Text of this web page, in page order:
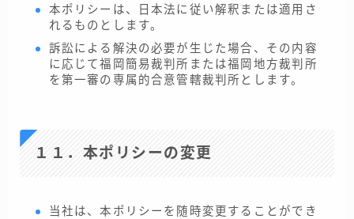
本ポリシーは、日本法に従い解釈または適用さ
れるものとします。
訴訟による解決の必要が生じた場合、その内容
に応じて福岡簡易裁判所または福岡地方裁判所
を第一審の専属的合意管轄裁判所とします。
１１．本ポリシーの変更
当社は、本ポリシーを随時変更することができ